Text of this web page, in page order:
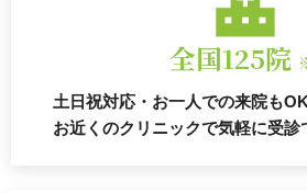
全国125院
土日祝対応・お一人での来院もOK
お近くのクリニックで気軽に受診